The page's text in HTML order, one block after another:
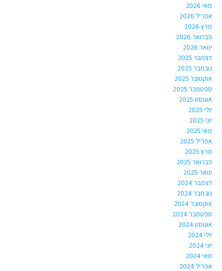
מאי 2026
אפריל 2026
מרץ 2026
פברואר 2026
ינואר 2026
דצמבר 2025
נובמבר 2025
אוקטובר 2025
ספטמבר 2025
אוגוסט 2025
יולי 2025
יוני 2025
מאי 2025
אפריל 2025
מרץ 2025
פברואר 2025
ינואר 2025
דצמבר 2024
נובמבר 2024
אוקטובר 2024
ספטמבר 2024
אוגוסט 2024
יולי 2024
יוני 2024
מאי 2024
אפריל 2024